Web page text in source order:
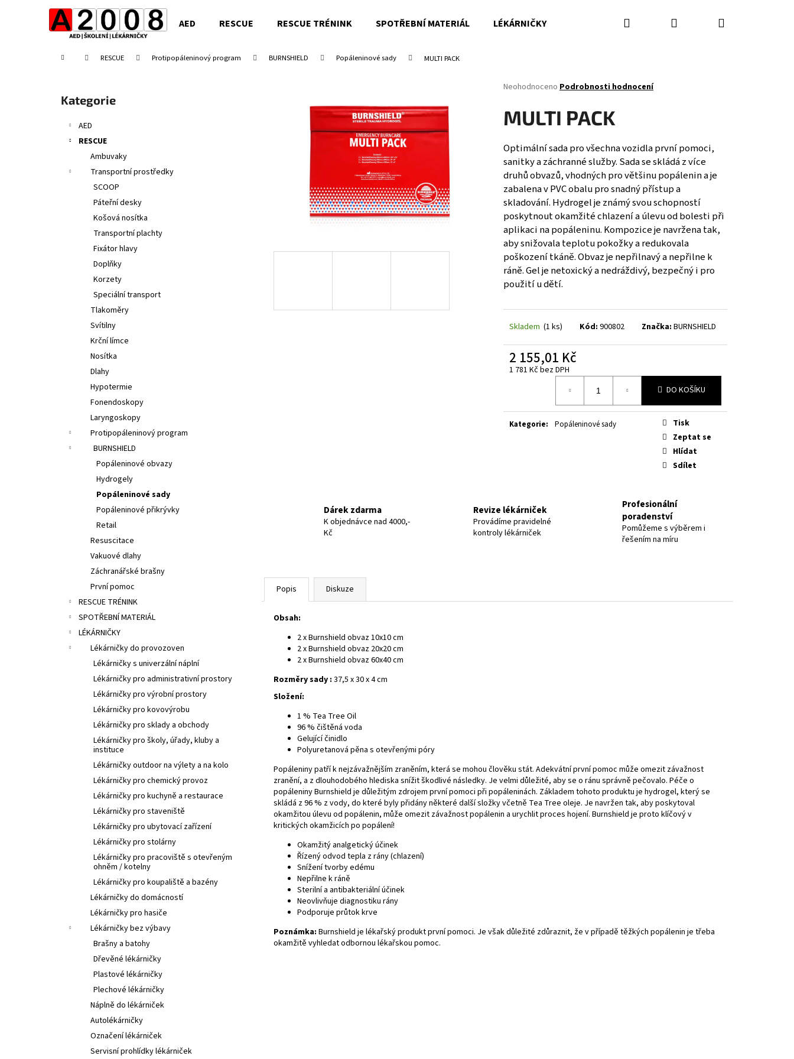
AED RESCUE RESCUE TRÉNINK SPOTŘEBNÍ MATERIÁL LÉKÁRNIČKY HASICÍ PŘÍSTROJE DOPLŇKY
Hledat PřihlášeníNákupní
Domů RESCUE Protipopáleninový program BURNSHIELD Popáleninové sady MULTI PACK
Přeskočit
kategorie
Kategorie
AED
RESCUE
Ambuvaky
Transportní prostředky
SCOOP
Páteřní desky
Košová nosítka
Transportní plachty
Fixátor hlavy
Doplňky
Korzety
Speciální transport
Tlakoměry
Svítilny
Krční límce
Nosítka
Dlahy
Hypotermie
Fonendoskopy
Laryngoskopy
Protipopáleninový program
BURNSHIELD
Popáleninové obvazy
Hydrogely
Popáleninové sady
Popáleninové přikrývky
Retail
Resuscitace
Vakuové dlahy
Záchranářské brašny
První pomoc
RESCUE TRÉNINK
SPOTŘEBNÍ MATERIÁL
LÉKÁRNIČKY
Lékárničky do provozoven
Lékárničky s univerzální náplní
Lékárničky pro administrativní prostory
Lékárničky pro výrobní prostory
Lékárničky pro kovovýrobu
Lékárničky pro sklady a obchody
Lékárničky pro školy, úřady, kluby a
instituce
Lékárničky outdoor na výlety a na kolo
Lékárničky pro chemický provoz
Lékárničky pro kuchyně a restaurace
Lékárničky pro staveniště
Lékárničky pro ubytovací zařízení
Lékárničky pro stolárny
Lékárničky pro pracoviště s otevřeným
ohněm / kotelny
Lékárničky pro koupaliště a bazény
Lékárničky do domácností
Lékárničky pro hasiče
Lékárničky bez výbavy
Brašny a batohy
Dřevěné lékárničky
Plastové lékárničky
Plechové lékárničky
Náplně do lékárniček
Autolékárničky
Označení lékárniček
Servisní prohlídky lékárniček
Průměrné
produktu
je
z
5
hvězdiček.
Neohodnoceno Podrobnosti hodnocení
MULTI PACK
Optimální sadapro všechna vozidla první pomoci,
sanitky a záchranné služby. Sada se skládá z více
druhů obvazů, vhodných pro většinu popálenin a je
zabalena v PVC obalu pro snadný přístup a
skladování. Hydrogel je známý svou schopností
poskytnout okamžité chlazení a úlevu od bolesti při
aplikaci na popáleninu. Kompozice je navržena tak,
aby snižovala teplotu pokožky a redukovala
poškození tkáně. Obvaz je nepřilnavý a nepřilne k
ráně. Gel je netoxický a nedráždivý, bezpečný i pro
použití u dětí.
Skladem (1 ks) Kód: 900802 Značka: BURNSHIELD
2 155,01 Kč
1 781 Kč bez DPH
DO KOŠÍKU
Kategorie: Popáleninové sady
Tisk
Zeptat se
Hlídat
Sdílet
Dárek zdarma
K objednávce nad 4000,-
Kč
Revize lékárniček
Provádíme pravidelné
kontroly lékárniček
Profesionální
poradenství
Pomůžeme s výběrem i
řešením na míru
Popis Diskuze
Obsah:
2 x Burnshield obvaz 10x10 cm
2 x Burnshield obvaz 20x20 cm
2 x Burnshield obvaz 60x40 cm
Rozměry sady : 37,5 x 30 x 4 cm
Složení:
1 % Tea Tree Oil
96 % čištěná voda
Gelující činidlo
Polyuretanová pěna s otevřenými póry
Popáleniny patří k nejzávažnějším zraněním, která se mohou člověku stát. Adekvátní první pomoc může omezit závažnost
zranění, a z dlouhodobého hlediska snížit škodlivé následky. Je velmi důležité, aby se o ránu správně pečovalo. Péče o
popáleniny Burnshield je důležitým zdrojem první pomoci při popáleninách. Základem tohoto produktu je hydrogel, který se
skládá z 96 % z vody, do které byly přidány některé další složky včetně Tea Tree oleje. Je navržen tak, aby poskytoval
okamžitou úlevu od popálenin, může omezit závažnost popálenin a urychlit proces hojení. Burnshield je proto klíčový v
kritických okamžicích po popálení!
Okamžitý analgetický účinek
Řízený odvod tepla z rány (chlazení)
Snížení tvorby edému
Nepřilne k ráně
Sterilní a antibakteriální účinek
Neovlivňuje diagnostiku rány
Podporuje průtok krve
Poznámka: Burnshield je lékařský produkt první pomoci. Je však důležité zdůraznit, že v případě těžkých popálenin je třeba
okamžitě vyhledat odbornou lékařskou pomoc.
Zpět
Zpět
Co potřebujete najít?
HLEDAT
Doporučujeme